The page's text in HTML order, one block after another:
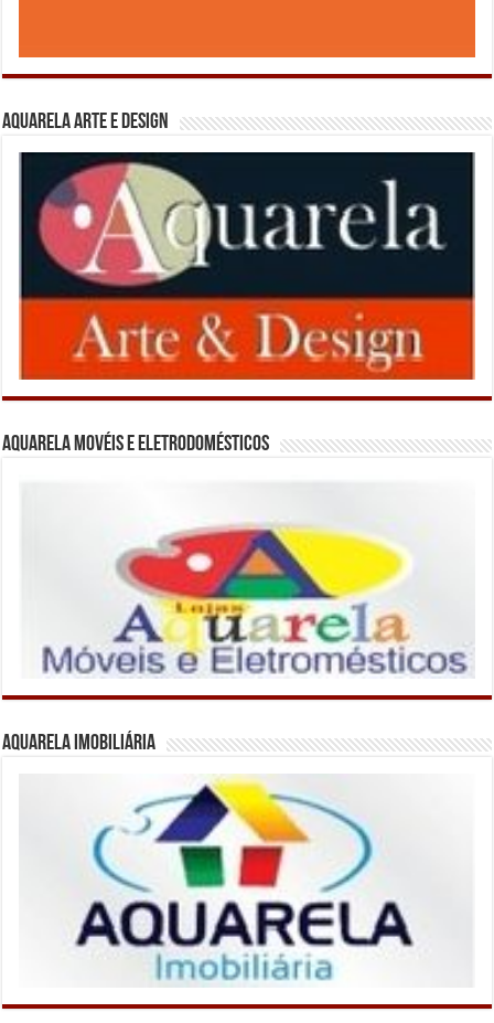
Aquarela Arte e Design
Aquarela Movéis e Eletrodomésticos
Aquarela Imobiliária